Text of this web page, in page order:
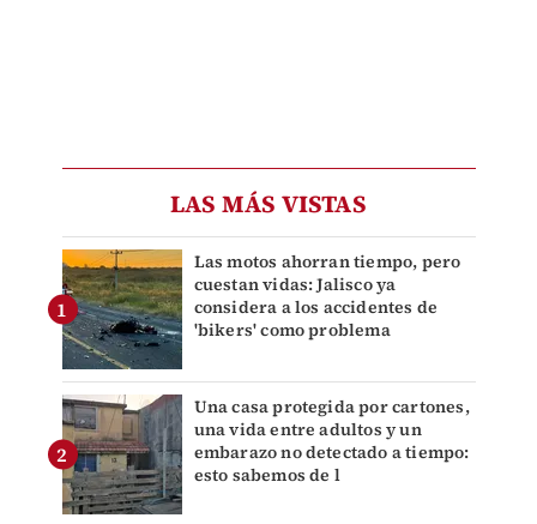
LAS MÁS VISTAS
Las motos ahorran tiempo, pero
cuestan vidas: Jalisco ya
considera a los accidentes de
'bikers' como problema
Una casa protegida por cartones,
una vida entre adultos y un
embarazo no detectado a tiempo:
esto sabemos de l